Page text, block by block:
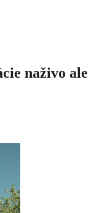
naživo ale